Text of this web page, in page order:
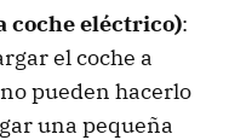
coche eléctrico):
el coche a
pueden hacerlo
una pequeña